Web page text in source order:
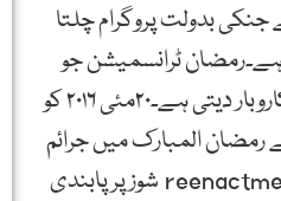
جنکی بدولت پروگرام چلتا
ہے۔رمضان ٹرانسمیشن جو
چینلز کو سال بھر کا اچھا کاروبار دیتی ہے۔۲۰مئی ۲۰۱۶ کو
رمضان المبارک میں جرائم
پر تمثیل کاری پر مبنی reenactment شوز پر پابندی